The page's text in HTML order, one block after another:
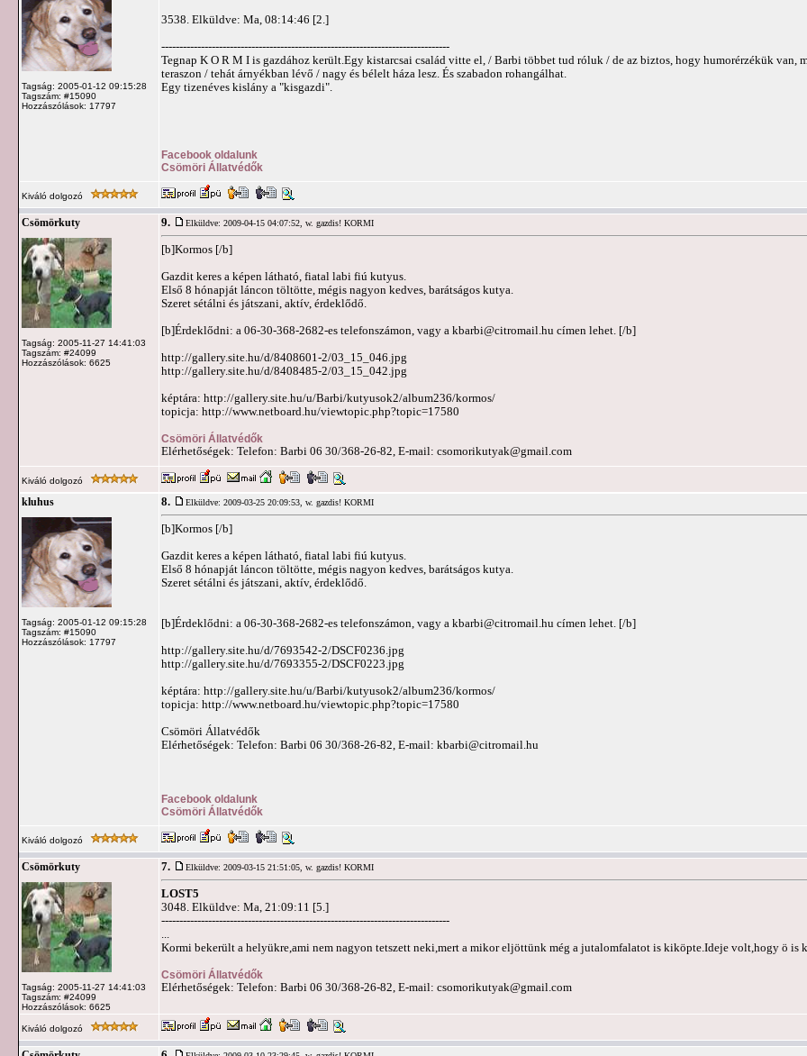
Tagság: 2005-01-12 09:15:28
Tagszám: #15090
Hozzászólások: 17797
3538. Elküldve: Ma, 08:14:46 [2.]
--------------------------------------------------------------------------------
Tegnap K O R M I is gazdához került.Egy kistarcsai család vitte el, / Barbi többet tud róluk / de az biztos, hogy humorérzékük van,
teraszon / tehát árnyékban lévő / nagy és bélelt háza lesz. És szabadon rohangálhat.
Egy tizenéves kislány a "kisgazdi".
Facebook oldalunk
Csömöri Állatvédők
Kiváló dolgozó
Csömörkuty
Tagság: 2005-11-27 14:41:03
Tagszám: #24099
Hozzászólások: 6625
9. Elküldve: 2009-04-15 04:07:52, w. gazdis! KORMI
[b]Kormos [/b]
Gazdit keres a képen látható, fiatal labi fiú kutyus.
Első 8 hónapját láncon töltötte, mégis nagyon kedves, barátságos kutya.
Szeret sétálni és játszani, aktív, érdeklődő.
[b]Érdeklődni: a 06-30-368-2682-es telefonszámon, vagy a kbarbi@citromail.hu címen lehet. [/b]
http://gallery.site.hu/d/8408601-2/03_15_046.jpg
http://gallery.site.hu/d/8408485-2/03_15_042.jpg
képtára: http://gallery.site.hu/u/Barbi/kutyusok2/album236/kormos/
topicja: http://www.netboard.hu/viewtopic.php?topic=17580
Csömöri Állatvédők
Elérhetőségek: Telefon: Barbi 06 30/368-26-82, E-mail: csomorikutyak@gmail.com
Kiváló dolgozó
kluhus
Tagság: 2005-01-12 09:15:28
Tagszám: #15090
Hozzászólások: 17797
8. Elküldve: 2009-03-25 20:09:53, w. gazdis! KORMI
[b]Kormos [/b]
Gazdit keres a képen látható, fiatal labi fiú kutyus.
Első 8 hónapját láncon töltötte, mégis nagyon kedves, barátságos kutya.
Szeret sétálni és játszani, aktív, érdeklődő.
[b]Érdeklődni: a 06-30-368-2682-es telefonszámon, vagy a kbarbi@citromail.hu címen lehet. [/b]
http://gallery.site.hu/d/7693542-2/DSCF0236.jpg
http://gallery.site.hu/d/7693355-2/DSCF0223.jpg
képtára: http://gallery.site.hu/u/Barbi/kutyusok2/album236/kormos/
topicja: http://www.netboard.hu/viewtopic.php?topic=17580
Csömöri Állatvédők
Elérhetőségek: Telefon: Barbi 06 30/368-26-82, E-mail: kbarbi@citromail.hu
Facebook oldalunk
Csömöri Állatvédők
Kiváló dolgozó
Csömörkuty
Tagság: 2005-11-27 14:41:03
Tagszám: #24099
Hozzászólások: 6625
7. Elküldve: 2009-03-15 21:51:05, w. gazdis! KORMI
LOST5
3048. Elküldve: Ma, 21:09:11 [5.]
--------------------------------------------------------------------------------
Kormi bekerült a helyükre,ami nem nagyon tetszett neki,mert a mikor eljöttünk még a jutalomfalatot is kiköpte.Ideje volt,hogy ö is
Csömöri Állatvédők
Elérhetőségek: Telefon: Barbi 06 30/368-26-82, E-mail: csomorikutyak@gmail.com
Kiváló dolgozó